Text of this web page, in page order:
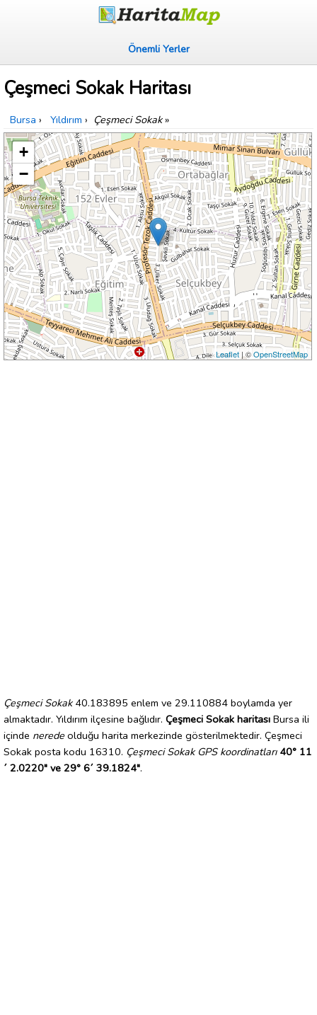
Önemli Yerler
Çeşmeci Sokak Haritası
Bursa › Yıldırım › Çeşmeci Sokak»
+
−
Leaflet| ©OpenStreetMap
Çeşmeci Sokak40.183895 enlem ve 29.110884 boylamda yer
almaktadır. Yıldırım ilçesine bağlıdır. Çeşmeci Sokak haritası Bursa ili
içinde nerede olduğu harita merkezinde gösterilmektedir. Çeşmeci
Sokak posta kodu 16310. Çeşmeci Sokak GPS koordinatları 40° 11
´ 2.0220" ve 29° 6´ 39.1824".